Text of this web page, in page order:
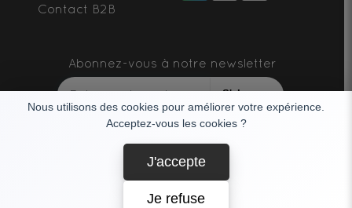
Nous utilisons des cookies pour améliorer votre expérience.
Acceptez-vous les cookies ?
J'accepte
Je refuse
Contact B2B
Abonnez-vous à notre newsletter
S'abonner